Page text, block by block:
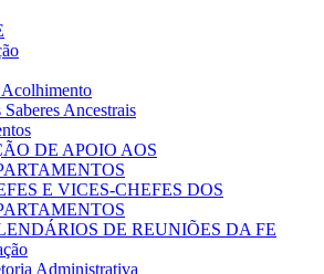
Acolhimento
Ancestrais
DE APOIO AOS
E VICES-CHEFES DOS
DE REUNIÕES DA FE
Administrativa